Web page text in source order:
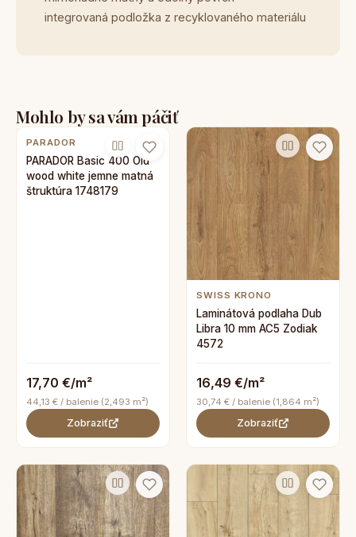
integrovaná podložka z recyklovaného materiálu
Mohlo by sa vám páčiť
PARADOR
PARADOR Basic 400 Old
wood white jemne matná
štruktúra 1748179
17,70 €/m²
44,13 € / balenie (2,493 m²)
Zobraziť
SWISS KRONO
Laminátová podlaha Dub
Libra 10 mm AC5 Zodiak
4572
16,49 €/m²
30,74 € / balenie (1,864 m²)
Zobraziť